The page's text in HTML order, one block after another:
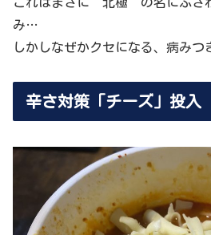
み…
しかしなぜかクセになる、病みつ
辛さ対策「チーズ」投入